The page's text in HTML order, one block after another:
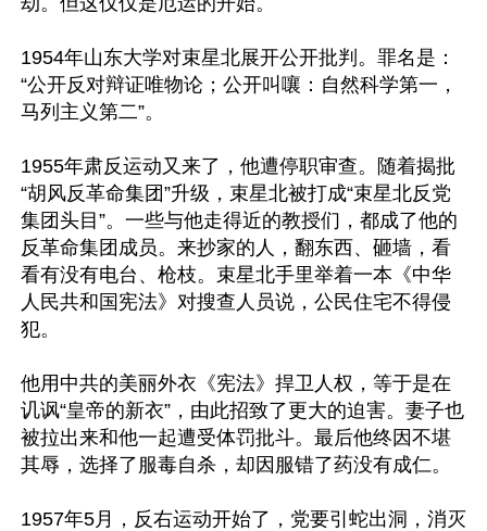
1954年山东大学对束星北展开公开批判。罪名是：
“公开反对辩证唯物论；公开叫嚷：自然科学第一，
马列主义第二”。
1955年肃反运动又来了，他遭停职审查。随着揭批
“胡风反革命集团”升级，束星北被打成“束星北反党
集团头目”。一些与他走得近的教授们，都成了他的
反革命集团成员。来抄家的人，翻东西、砸墙，看
看有没有电台、枪枝。束星北手里举着一本《中华
人民共和国宪法》对搜查人员说，公民住宅不得侵
犯。
他用中共的美丽外衣《宪法》捍卫人权，等于是在
讥讽“皇帝的新衣”，由此招致了更大的迫害。妻子也
被拉出来和他一起遭受体罚批斗。最后他终因不堪
其辱，选择了服毒自杀，却因服错了药没有成仁。
1957年5月，反右运动开始了，党要引蛇出洞，消灭